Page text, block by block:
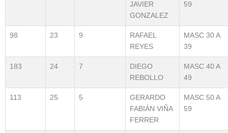
JAVIER
GONZALEZ
59
98 23 9
RAFAEL
REYES
MASC 30 A
39
183 24 7
DIEGO
REBOLLO
MASC 40 A
49
113 25 5
GERARDO
FABIÁN VIÑA
FERRER
MASC 50 A
59